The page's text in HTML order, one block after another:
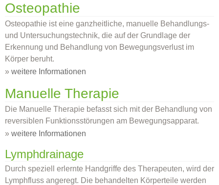
Osteopathie
Osteopathie ist eine ganzheitliche, manuelle Behandlungs-
und Untersuchungstechnik, die auf der Grundlage der
Erkennung und Behandlung von Bewegungsverlust im
Körper beruht.
» weitere Informationen
Manuelle Therapie
Die Manuelle Therapie befasst sich mit der Behandlung von
reversiblen Funktionsstörungen am Bewegungsapparat.
» weitere Informationen
Lymphdrainage
Durch speziell erlernte Handgriffe des Therapeuten, wird der
Lymphfluss angeregt. Die behandelten Körperteile werden